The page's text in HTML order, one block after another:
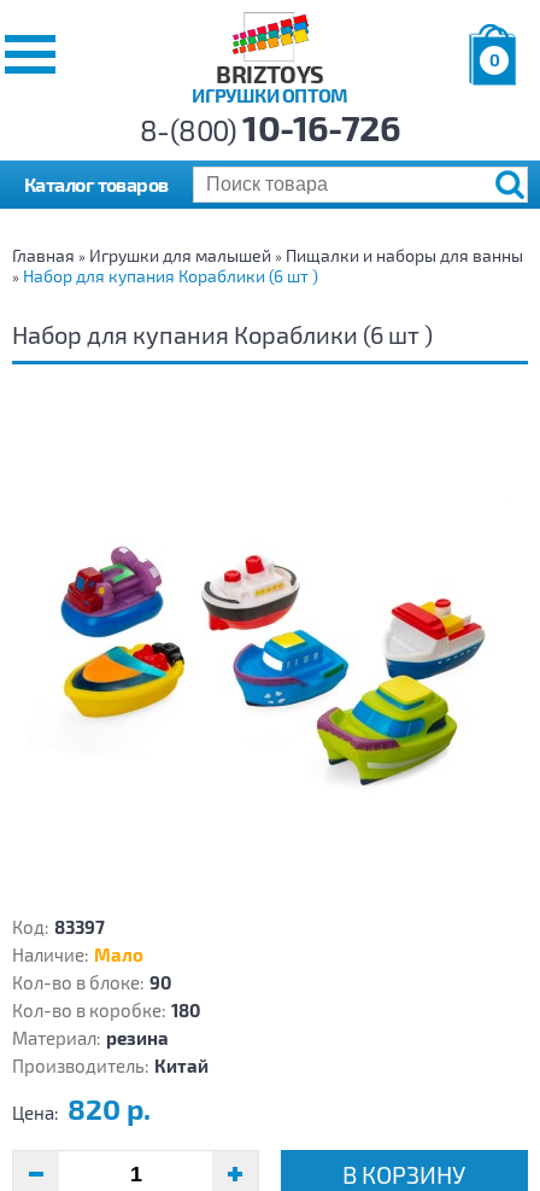
BRIZTOYS
ИГРУШКИ ОПТОМ
0
р.
8-(800)10-16-726
Каталог товаров
Главная » Игрушки для малышей » Пищалки и наборы для ванны
» Набор для купания Кораблики (6 шт )
Набор для купания Кораблики (6 шт )
Код: 83397
Наличие: Мало
Кол-во в блоке: 90
Кол-во в коробке: 180
Материал: резина
Производитель: Китай
Цена: 820 р.
В КОРЗИНУ